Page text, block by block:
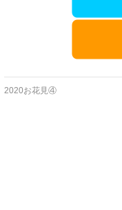
2020お花見④